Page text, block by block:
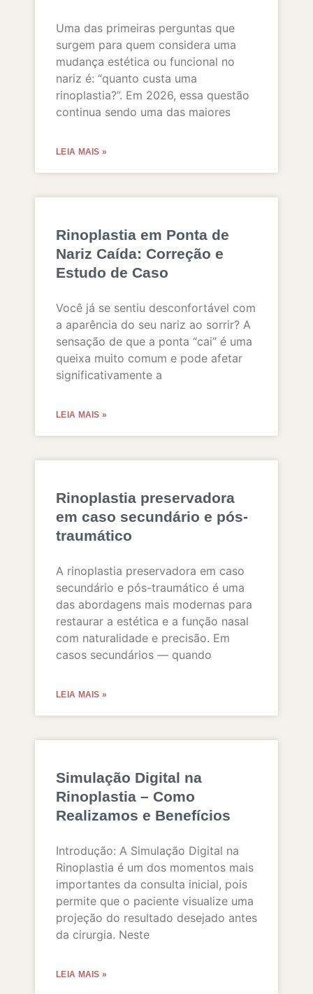
Uma das primeiras perguntas que
surgem para quem considera uma
mudança estética ou funcional no
nariz é: “quanto custa uma
rinoplastia?”. Em 2026, essa questão
continua sendo uma das maiores
LEIA MAIS »
Rinoplastia em Ponta de
Nariz Caída: Correção e
Estudo de Caso
Você já se sentiu desconfortável com
a aparência do seu nariz ao sorrir? A
sensação de que a ponta “cai” é uma
queixa muito comum e pode afetar
significativamente a
LEIA MAIS »
Rinoplastia preservadora
em caso secundário e pós-
traumático
A rinoplastia preservadora em caso
secundário e pós-traumático é uma
das abordagens mais modernas para
restaurar a estética e a função nasal
com naturalidade e precisão. Em
casos secundários — quando
LEIA MAIS »
Simulação Digital na
Rinoplastia – Como
Realizamos e Benefícios
Introdução: A Simulação Digital na
Rinoplastia é um dos momentos mais
importantes da consulta inicial, pois
permite que o paciente visualize uma
projeção do resultado desejado antes
da cirurgia. Neste
LEIA MAIS »